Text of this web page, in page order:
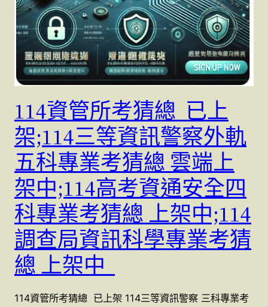
114資管所考猜總 已上
架;114三等資訊警察外軌
五科專業考猜總 雲端上
架中;114高考資通安全四
科專業考猜總 上架中;114
調查局資訊科學專業考猜
總 上架中
114資管所考猜總 已上架 114三等資訊警察 三科專業考